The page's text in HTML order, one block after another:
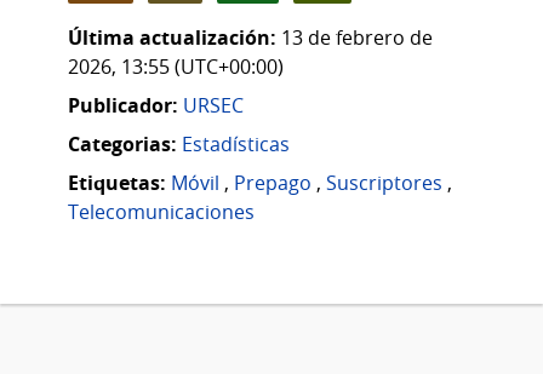
Última actualización: 13 de febrero de
2026, 13:55 (UTC+00:00)
Publicador: URSEC
Categorias: Estadísticas
Etiquetas: Móvil , Prepago , Suscriptores ,
Telecomunicaciones